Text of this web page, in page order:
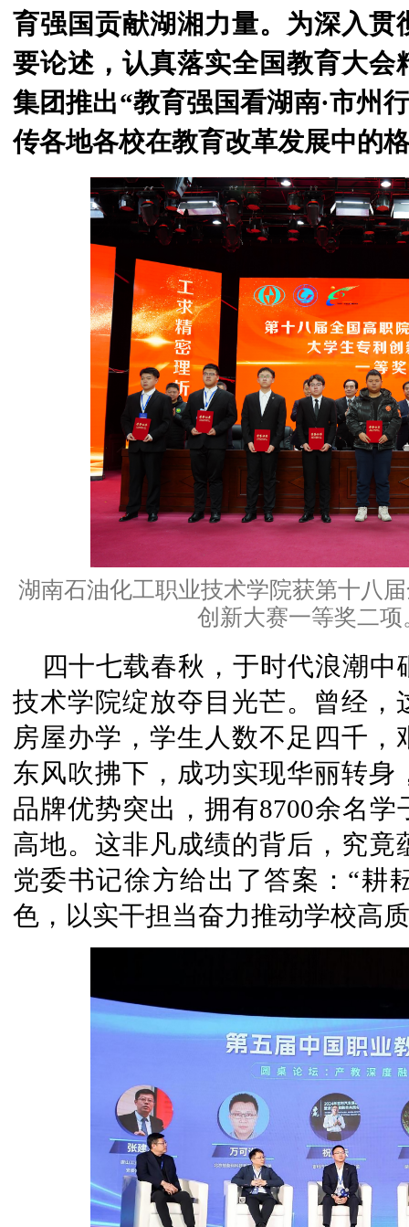
育强国贡献湖湘力量。为深入
要论述，认真落实全国教育大
集团推出“教育强国看湖南·市州
传各地各校在教育改革发展中的
湖南石油化工职业技术学院获第十八
创新大赛一等奖二
四十七载春秋，于时代浪潮
技术学院绽放夺目光芒。曾经
房屋办学，学生人数不足四千
东风吹拂下，成功实现华丽转
品牌优势突出，拥有8700余名
高地。这非凡成绩的背后，究
党委书记徐方给出了答案：“耕
色，以实干担当奋力推动学校高